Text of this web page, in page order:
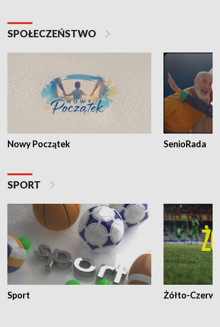
SPOŁECZEŃSTWO
Nowy Początek SenioRada
SPORT
Sport Żółto-